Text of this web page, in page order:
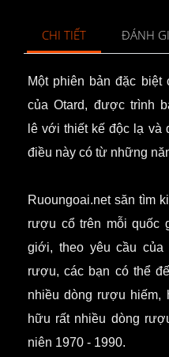
CHI TIẾT ĐÁNH
Một phiên bản đặc biệt
của Otard, được trình
lê với thiết kế độc lạ và
điều này có từ những
Ruoungoai.net săn tìm
rượu cổ trên mỗi quốc
giới, theo yêu cầu của
rượu, các bạn có thể
nhiều dòng rượu hiếm,
hữu rất nhiều dòng
niên 1970 - 1990.